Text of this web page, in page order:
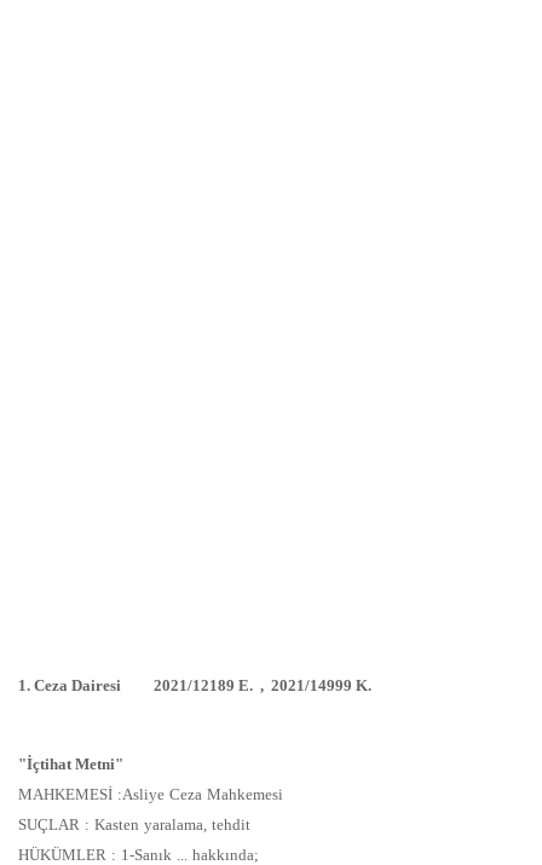
1. Ceza Dairesi 2021/12189 E. , 2021/14999 K.
"İçtihat Metni"
MAHKEMESİ :Asliye Ceza Mahkemesi
SUÇLAR : Kasten yaralama, tehdit
HÜKÜMLER : 1-Sanık ... hakkında;